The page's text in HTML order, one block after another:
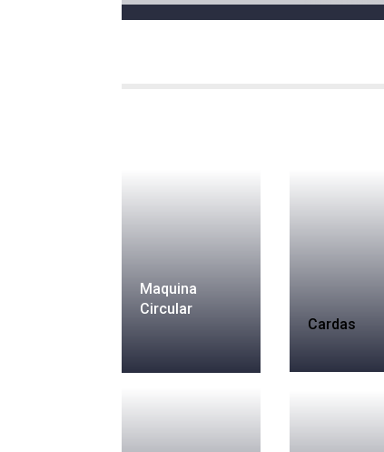
Maquina
Circular
Cardas